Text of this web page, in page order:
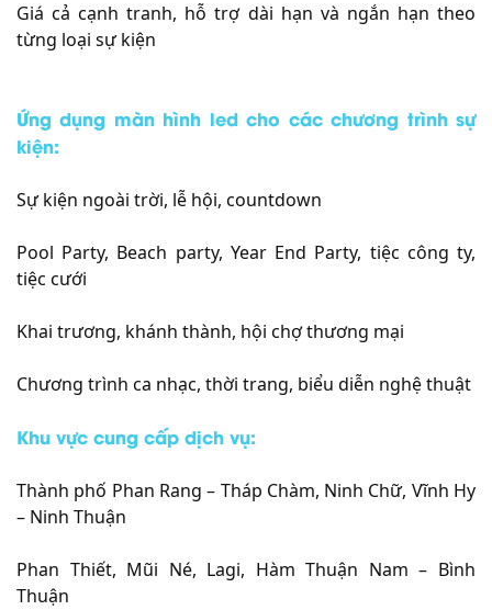
Giá cả cạnh tranh, hỗ trợ dài hạn và ngắn hạn theo
từng loại sự kiện
Ứng dụng màn hình led cho các chương trình sự
kiện:
Sự kiện ngoài trời, lễ hội, countdown
Pool Party, Beach party, Year End Party, tiệc công ty,
tiệc cưới
Khai trương, khánh thành, hội chợ thương mại
Chương trình ca nhạc, thời trang, biểu diễn nghệ thuật
Khu vực cung cấp dịch vụ:
Thành phố Phan Rang – Tháp Chàm, Ninh Chữ, Vĩnh Hy
– Ninh Thuận
Phan Thiết, Mũi Né, Lagi, Hàm Thuận Nam – Bình
Thuận